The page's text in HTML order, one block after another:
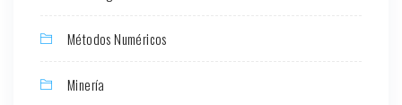
Métodos Numéricos
Minería